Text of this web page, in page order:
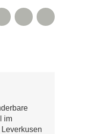
Google+
Instagram
im